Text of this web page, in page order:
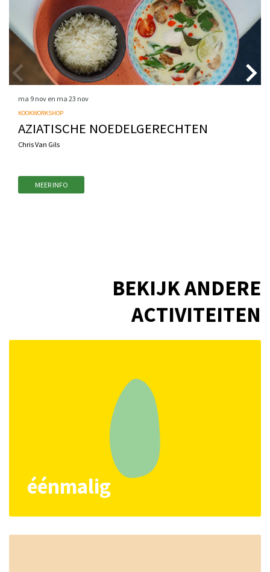
AZIATISCHE NOEDELGERECHTEN
Chris Van Gils
KOOKWORKSHOP
ma 9 nov en ma 23 nov
MEER INFO
BEKIJK ANDERE
ACTIVITEITEN
éénmalig